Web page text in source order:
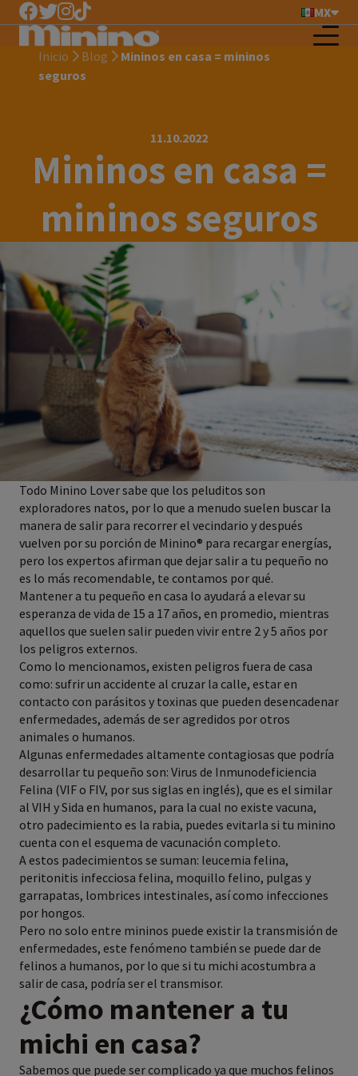
MX
Inicio Blog
Mininos en casa = mininos
seguros
11.10.2022
Mininos en casa =
mininos seguros
Todo Minino Lover sabe que los peluditos son
exploradores natos, por lo que a menudo suelen buscar la
manera de salir para recorrer el vecindario y después
vuelven por su porción de Minino® para recargar energías,
pero los expertos afirman que dejar salir a tu pequeño no
es lo más recomendable, te contamos por qué.
Mantener a tu pequeño en casa lo ayudará a elevar su
esperanza de vida de 15 a 17 años, en promedio, mientras
aquellos que suelen salir pueden vivir entre 2 y 5 años por
los peligros externos.
Como lo mencionamos, existen peligros fuera de casa
como: sufrir un accidente al cruzar la calle, estar en
contacto con parásitos y toxinas que pueden desencadenar
enfermedades, además de ser agredidos por otros
animales o humanos.
Algunas enfermedades altamente contagiosas que podría
desarrollar tu pequeño son: Virus de Inmunodeficiencia
Felina (VIF o FIV, por sus siglas en inglés), que es el similar
al VIH y Sida en humanos, para la cual no existe vacuna,
otro padecimiento es la rabia, puedes evitarla si tu minino
cuenta con el esquema de vacunación completo.
A estos padecimientos se suman: leucemia felina,
peritonitis infecciosa felina, moquillo felino, pulgas y
garrapatas, lombrices intestinales, así como infecciones
por hongos.
Pero no solo entre mininos puede existir la transmisión de
enfermedades, este fenómeno también se puede dar de
felinos a humanos, por lo que si tu michi acostumbra a
salir de casa, podría ser el transmisor.
¿Cómo mantener a tu
michi en casa?
Sabemos que puede ser complicado ya que muchos felinos